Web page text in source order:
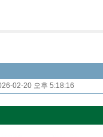
02-20 오후 5:18:16